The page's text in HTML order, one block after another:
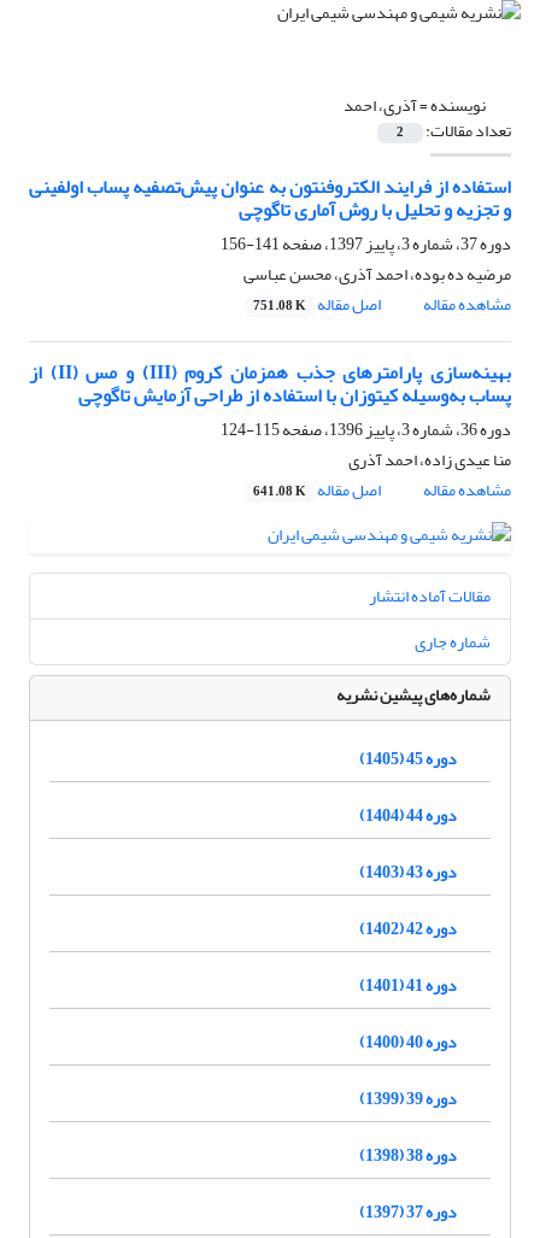
نویسنده =آذری، احمد
تعداد مقالات: 2
استفاده از فرایند الکتروفنتون به عنوان پیش‌تصفیه پساب اولفینی
و تجزیه و تحلیل با روش آماری تاگوچی
دوره 37، شماره 3، پاییز 1397، صفحه
141-156
مرضیه ده بوده، احمد آذری، محسن عباسی
مشاهده مقاله
اصل مقاله 751.08 K
بهینه‌سازی پارامترهای جذب همزمان کروم (III) و مس (II) از
پساب به‌وسیله کیتوزان با استفاده از طراحی آزمایش تاگوچی
دوره 36، شماره 3، پاییز 1396، صفحه
115-124
منا عیدی زاده، احمد آذری
مشاهده مقاله
اصل مقاله 641.08 K
مقالات آماده انتشار
شماره جاری
شماره‌های پیشین نشریه
دوره 45 (1405)
دوره 44 (1404)
دوره 43 (1403)
دوره 42 (1402)
دوره 41 (1401)
دوره 40 (1400)
دوره 39 (1399)
دوره 38 (1398)
دوره 37 (1397)